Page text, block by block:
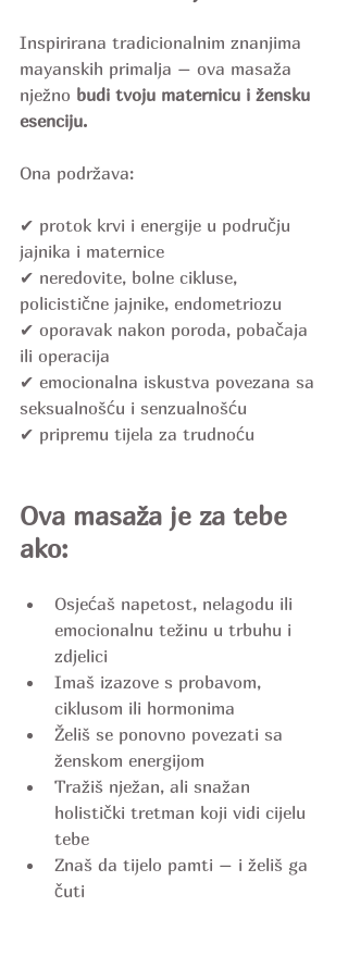
Inspirirana tradicionalnim znanjima
mayanskih primalja – ova masaža
nježno budi tvoju maternicu i žensku
esenciju.
Ona podržava:
✔ protok krvi i energije u području
jajnika i maternice
✔ neredovite, bolne cikluse,
policistične jajnike, endometriozu
✔ oporavak nakon poroda, pobačaja
ili operacija
✔ emocionalna iskustva povezana sa
seksualnošću i senzualnošću
✔ pripremu tijela za trudnoću
Ova masaža je za tebe
ako:
Osjećaš napetost, nelagodu ili
emocionalnu težinu u trbuhu i
zdjelici
Imaš izazove s probavom,
ciklusom ili hormonima
Želiš se ponovno povezati sa
ženskom energijom
Tražiš nježan, ali snažan
holistički tretman koji vidi cijelu
tebe
Znaš da tijelo pamti – i želiš ga
čuti